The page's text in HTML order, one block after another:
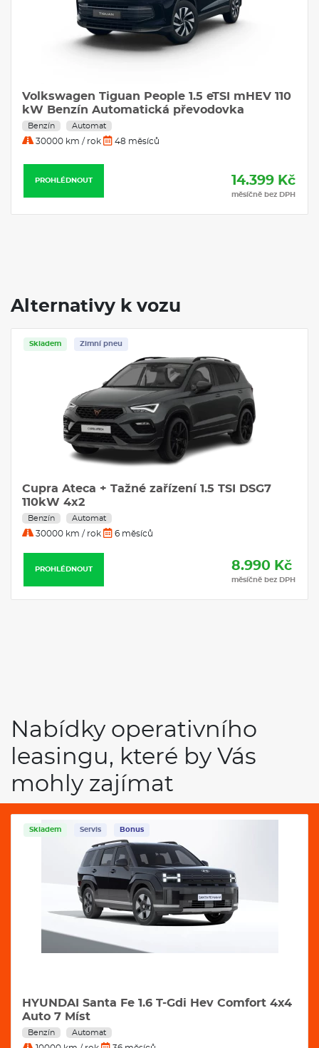
Volkswagen Tiguan People 1.5 eTSI mHEV 110
kW Benzín Automatická převodovka
Benzín Automat
30000 km / rok 48 měsíců
PROHLÉDNOUT 14.399 Kč
měsíčně bez DPH
Alternativy k vozu
Skladem Zimní pneu
Cupra Ateca + Tažné zařízení 1.5 TSI DSG7
110kW 4x2
Benzín Automat
30000 km / rok 6 měsíců
PROHLÉDNOUT 8.990 Kč
měsíčně bez DPH
Nabídky operativního
leasingu, které by Vás
mohly zajímat
Skladem Servis Bonus
HYUNDAI Santa Fe 1.6 T-Gdi Hev Comfort 4x4
Auto 7 Míst
Benzín Automat